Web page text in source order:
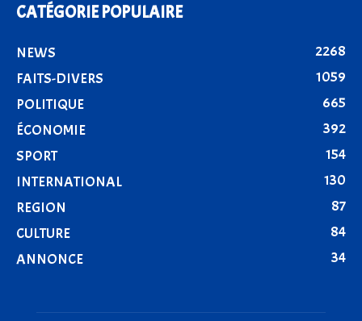
CATÉGORIE POPULAIRE
NEWS
2268
FAITS-DIVERS
1059
POLITIQUE
665
ÉCONOMIE
392
SPORT
154
INTERNATIONAL
130
REGION
87
CULTURE
84
ANNONCE
34